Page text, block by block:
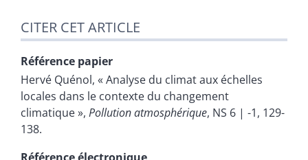
CITER CET ARTICLE
Référence papier
Hervé Quénol, « Analyse du climat aux échelles
locales dans le contexte du changement
climatique », Pollution atmosphérique, NS 6 | -1, 129-
138.